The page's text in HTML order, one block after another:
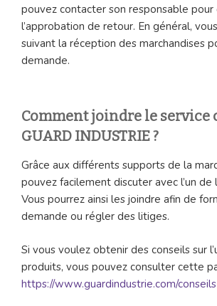
pouvez contacter son responsable
l’approbation de retour. En général,
suivant la réception des marchandises
demande.
Comment joindre le service
GUARD INDUSTRIE ?
Grâce aux différents supports de la
pouvez facilement discuter avec l’un de
Vous pourrez ainsi les joindre afin de
demande ou régler des litiges.
Si vous voulez obtenir des conseils sur
produits, vous pouvez consulter cette
https://www.guardindustrie.com/